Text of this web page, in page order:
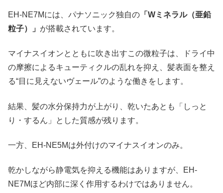
EH-NE7Mには、パナソニック独自の 「Wミネラル（亜鉛
粒子）」 が搭載されています。
マイナスイオンとともに吹き出すこの微粒子は、ドライ中
の摩擦によるキューティクルの乱れを抑え、髪表面を整え
る“目に見えないヴェール”のような働きをします。
結果、髪の水分保持力が上がり、乾いたあとも「しっと
り・するん」とした質感が残ります。
一方、EH-NE5Mは外付けのマイナスイオンのみ。
乾かしながら静電気を抑える機能はありますが、EH-
NE7Mほど内部に深く作用するわけではありません。